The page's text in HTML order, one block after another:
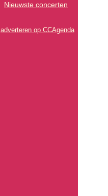
Nieuwste concerten
adverteren op CCAgenda